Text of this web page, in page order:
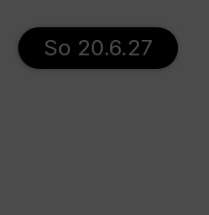
So 20.6.27